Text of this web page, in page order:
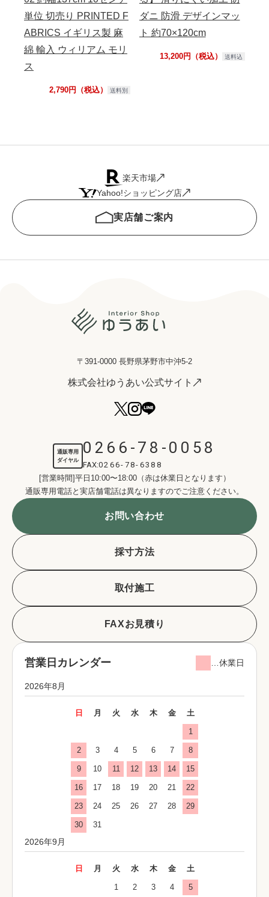
単位 切売り PRINTED F
ABRICS イギリス製 麻
綿 輸入 ウィリアム モリ
ス
2,790円（税込） 送料別
ダニ 防滑 デザインマッ
ト 約70×120cm
13,200円（税込） 送料込
楽天市場
Yahoo!ショッピング店
実店舗ご案内
〒391-0000 長野県茅野市中沖5-2
株式会社ゆうあい公式サイト
通販専用
ダイヤル
0266-78-0058
FAX:0266-78-6388
[営業時間]平日10:00〜18:00（赤は休業日となります）
通販専用電話と実店舗電話は異なりますのでご注意ください。
お問い合わせ
採寸方法
取付施工
FAXお見積り
営業日カレンダー …休業日
2026年8月
日 月 火 水 木 金 土
1
2 3 4 5 6 7 8
9 10 11 12 13 14 15
16 17 18 19 20 21 22
23 24 25 26 27 28 29
30 31
2026年9月
日 月 火 水 木 金 土
1 2 3 4 5